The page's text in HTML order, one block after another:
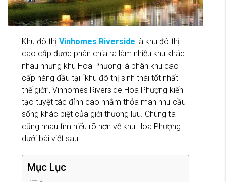
Khu đô thị Vinhomes Riverside là khu đô thị
cao cấp được phân chia ra làm nhiều khu khác
nhau nhưng khu Hoa Phượng là phân khu cao
cấp hàng đầu tại “khu đô thị sinh thái tốt nhất
thế giới”, Vinhomes Riverside Hoa Phượng kiến
tạo tuyệt tác đỉnh cao nhằm thỏa mãn nhu cầu
sống khác biệt của giới thượng lưu. Chúng ta
cũng nhau tìm hiểu rõ hơn về khu Hoa Phượng
dưới bài viết sau:
Mục Lục